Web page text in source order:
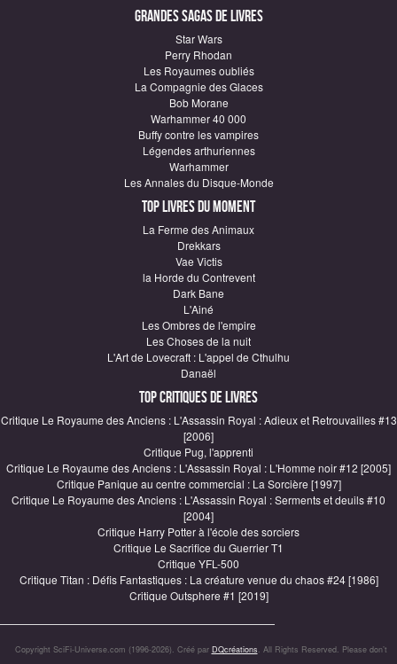
Grandes sagas de Livres
Star Wars
Perry Rhodan
Les Royaumes oubliés
La Compagnie des Glaces
Bob Morane
Warhammer 40 000
Buffy contre les vampires
Légendes arthuriennes
Warhammer
Les Annales du Disque-Monde
Top Livres du moment
La Ferme des Animaux
Drekkars
Vae Victis
la Horde du Contrevent
Dark Bane
L'Ainé
Les Ombres de l'empire
Les Choses de la nuit
L'Art de Lovecraft : L'appel de Cthulhu
Danaël
Top critiques de Livres
Critique Le Royaume des Anciens : L'Assassin Royal : Adieux et Retrouvailles #13
[2006]
Critique Pug, l'apprenti
Critique Le Royaume des Anciens : L'Assassin Royal : L'Homme noir #12 [2005]
Critique Panique au centre commercial : La Sorcière [1997]
Critique Le Royaume des Anciens : L'Assassin Royal : Serments et deuils #10
[2004]
Critique Harry Potter à l'école des sorciers
Critique Le Sacrifice du Guerrier T1
Critique YFL-500
Critique Titan : Défis Fantastiques : La créature venue du chaos #24 [1986]
Critique Outsphere #1 [2019]
Copyright SciFi-Universe.com (1996-2026). Créé par DQcréations. All Rights Reserved. Please don’t